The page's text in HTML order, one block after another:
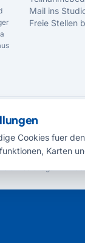
Mail ins
Freie Stellen
dieMedienagentur
Cookies fuer
Karten